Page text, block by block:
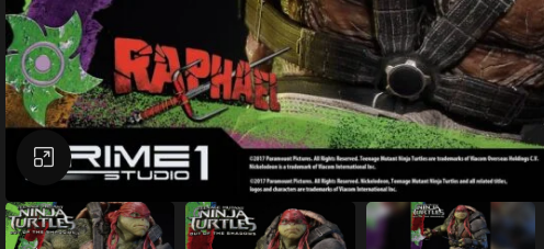
Büyütmek için tıklayın